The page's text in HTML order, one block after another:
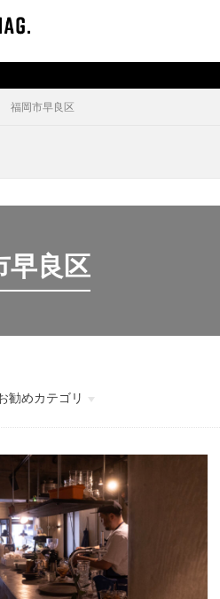
福岡市早良区
早良区
勧めカテゴリ
未分類